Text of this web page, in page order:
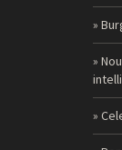
»
»
»